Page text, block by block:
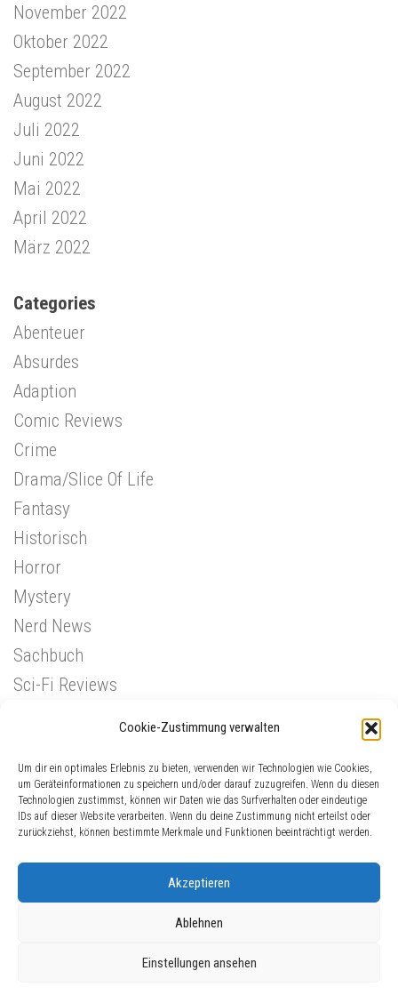
Cookie-Zustimmung verwalten
Um dir ein optimales Erlebnis zu bieten, verwenden wir Technologien wie Cookies,
um Geräteinformationen zu speichern und/oder darauf zuzugreifen. Wenn du diesen
Technologien zustimmst, können wir Daten wie das Surfverhalten oder eindeutige
IDs auf dieser Website verarbeiten. Wenn du deine Zustimmung nicht erteilst oder
zurückziehst, können bestimmte Merkmale und Funktionen beeinträchtigt werden.
Akzeptieren
Ablehnen
Einstellungen ansehen
November 2022
Oktober 2022
September 2022
August 2022
Juli 2022
Juni 2022
Mai 2022
April 2022
März 2022
Categories
Abenteuer
Absurdes
Adaption
Comic Reviews
Crime
Drama/Slice Of Life
Fantasy
Historisch
Horror
Mystery
Nerd News
Sachbuch
Sci-Fi Reviews